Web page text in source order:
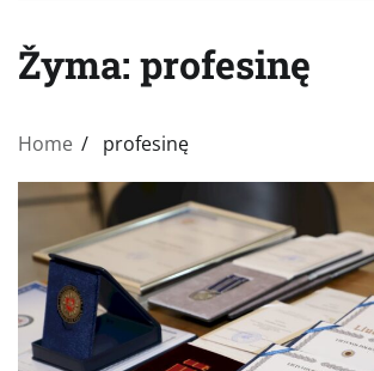
Žyma: profesinę
Home profesinę